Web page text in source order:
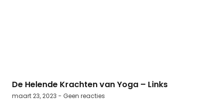
De Helende Krachten van Yoga – Links
maart 23, 2023 Geen reacties